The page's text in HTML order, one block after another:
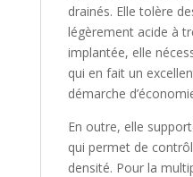
drainés. Elle tolère
légèrement acide à
implantée, elle
qui en fait un
démarche
En outre, elle
qui permet de
densité. Pour la